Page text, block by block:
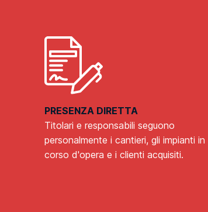
PRESENZA DIRETTA
Titolari e responsabili seguono
personalmente i cantieri, gli impianti in
corso d'opera e i clienti acquisiti.